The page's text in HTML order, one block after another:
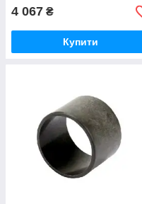
4 067 ₴
Купити